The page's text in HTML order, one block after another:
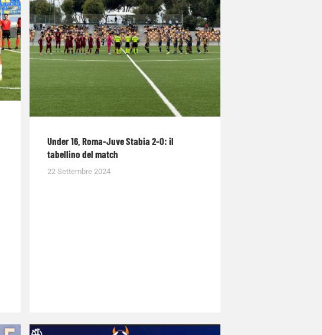
Under 16, Roma-Juve Stabia 2-0: il
tabellino del match
22 Settembre 2024